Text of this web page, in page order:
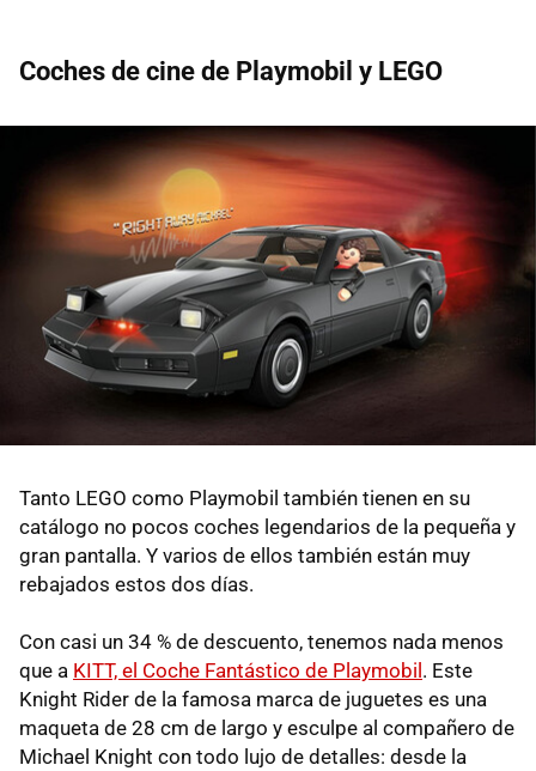
Coches de cine de Playmobil y LEGO
Tanto LEGO como Playmobil también tienen en su
catálogo no pocos coches legendarios de la pequeña y
gran pantalla. Y varios de ellos también están muy
rebajados estos dos días.
Con casi un 34 % de descuento, tenemos nada menos
que a KITT, el Coche Fantástico de Playmobil. Este
Knight Rider de la famosa marca de juguetes es una
maqueta de 28 cm de largo y esculpe al compañero de
Michael Knight con todo lujo de detalles: desde la